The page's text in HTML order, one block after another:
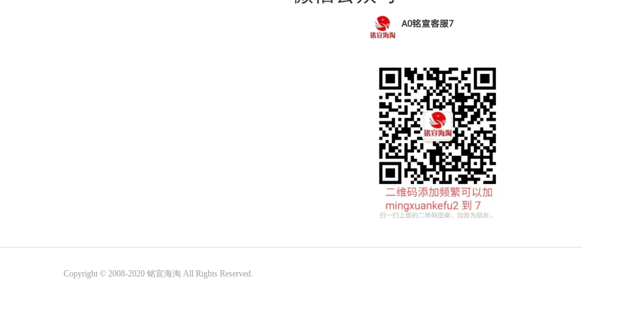
Copyright © 2008-2020 铭宣海淘 All Rights Reserved.